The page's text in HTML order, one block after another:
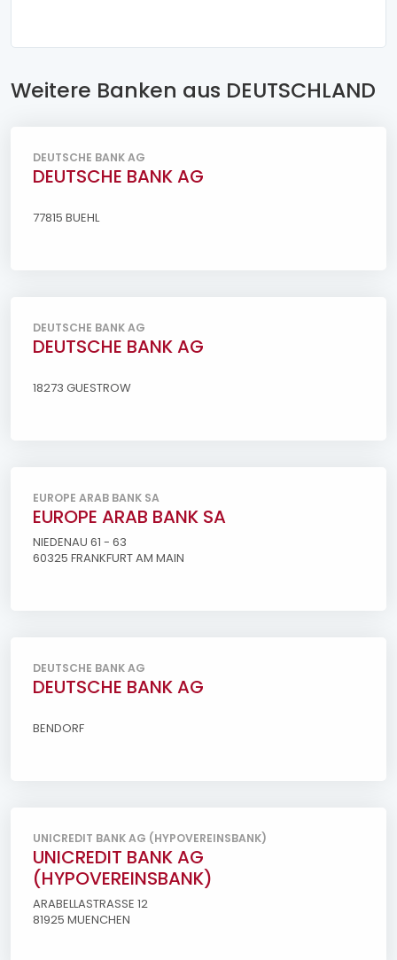
Weitere Banken aus DEUTSCHLAND
DEUTSCHE BANK AG
DEUTSCHE BANK AG
77815 BUEHL
DEUTSCHE BANK AG
DEUTSCHE BANK AG
18273 GUESTROW
EUROPE ARAB BANK SA
EUROPE ARAB BANK SA
NIEDENAU 61 - 63
60325 FRANKFURT AM MAIN
DEUTSCHE BANK AG
DEUTSCHE BANK AG
BENDORF
UNICREDIT BANK AG (HYPOVEREINSBANK)
UNICREDIT BANK AG
(HYPOVEREINSBANK)
ARABELLASTRASSE 12
81925 MUENCHEN